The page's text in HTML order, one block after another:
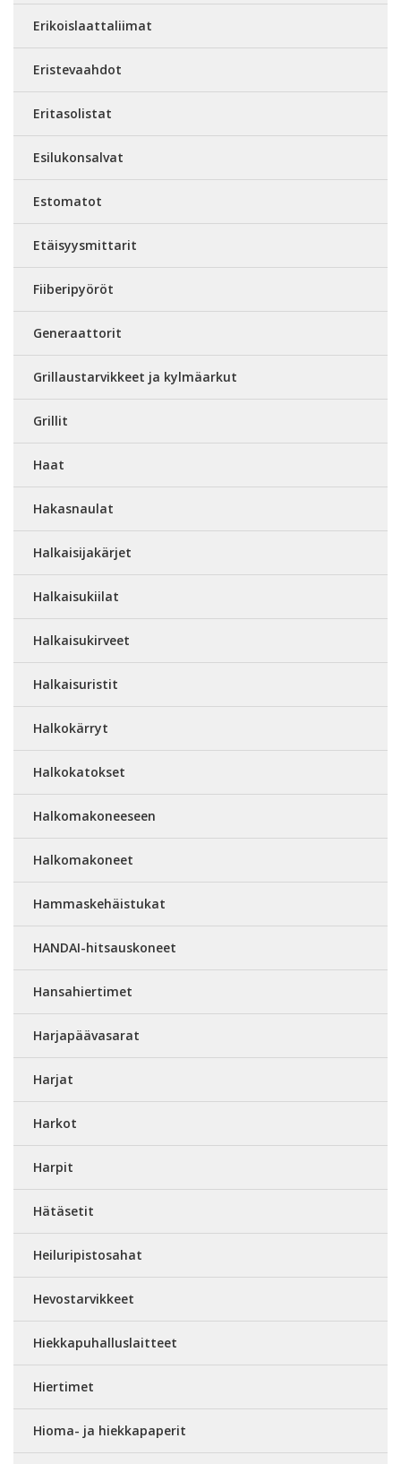
Erikoislaattaliimat
Eristevaahdot
Eritasolistat
Esilukonsalvat
Estomatot
Etäisyysmittarit
Fiiberipyöröt
Generaattorit
Grillaustarvikkeet ja kylmäarkut
Grillit
Haat
Hakasnaulat
Halkaisijakärjet
Halkaisukiilat
Halkaisukirveet
Halkaisuristit
Halkokärryt
Halkokatokset
Halkomakoneeseen
Halkomakoneet
Hammaskehäistukat
HANDAI-hitsauskoneet
Hansahiertimet
Harjapäävasarat
Harjat
Harkot
Harpit
Hätäsetit
Heiluripistosahat
Hevostarvikkeet
Hiekkapuhalluslaitteet
Hiertimet
Hioma- ja hiekkapaperit